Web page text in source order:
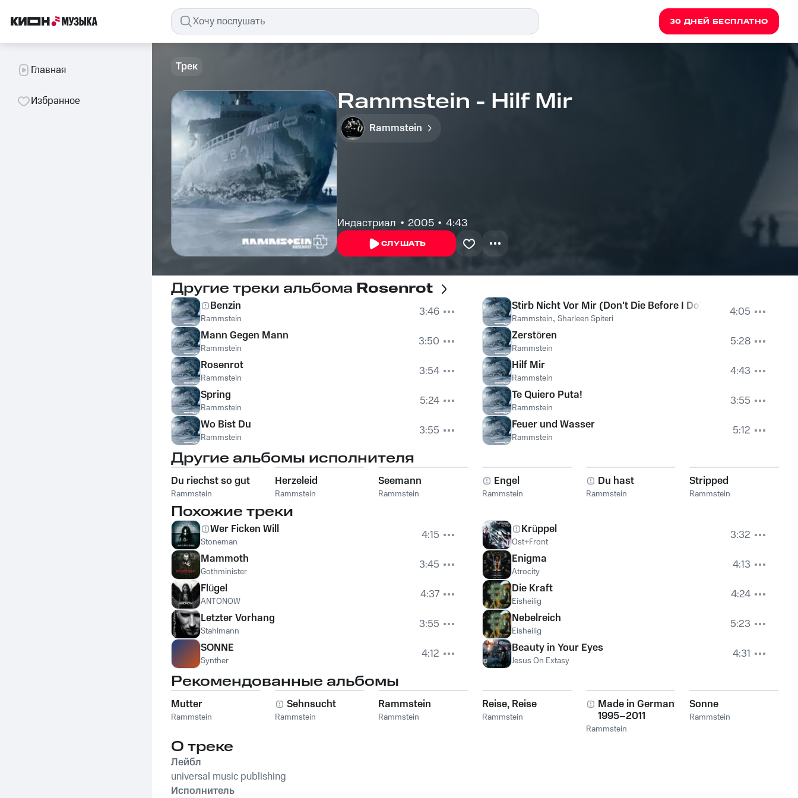
30 ДНЕЙ БЕСПЛАТНО
Главная
Избранное
Трек
Rammstein - Hilf Mir
Rammstein
Индастриал 2005 4:43
СЛУШАТЬ
Другие треки альбома Rosenrot
Benzin
Rammstein
3:46
Mann Gegen Mann
Rammstein
3:50
Rosenrot
Rammstein
3:54
Spring
Rammstein
5:24
Wo Bist Du
Rammstein 3:55
Stirb Nicht Vor Mir (Don't Die Before I Do)
Rammstein, Sharleen Spiteri
4:05
Zerstören
Rammstein
5:28
Hilf Mir
Rammstein
4:43
Te Quiero Puta!
Rammstein
3:55
Feuer und Wasser
Rammstein 5:12
Другие альбомы исполнителя
Du riechst so gut
Rammstein
Herzeleid
Rammstein
Seemann
Rammstein
Engel
Rammstein
Du hast
Rammstein
Stripped
Rammstein
Похожие треки
Wer Ficken Will
Stoneman
4:15
Mammoth
Gothminister
3:45
Flügel
ANTONOW
4:37
Letzter Vorhang
Stahlmann
3:55
SONNE
Synther 4:12
Krüppel
Ost+Front
3:32
Enigma
Atrocity
4:13
Die Kraft
Eisheilig
4:24
Nebelreich
Eisheilig
5:23
Beauty in Your Eyes
Jesus On Extasy 4:31
Рекомендованные альбомы
Mutter
Rammstein
Sehnsucht
Rammstein
Rammstein
Rammstein
Reise, Reise
Rammstein
Made in Germany
1995–2011
Rammstein
Sonne
Rammstein
О треке
Лейбл
universal music publishing
Исполнитель